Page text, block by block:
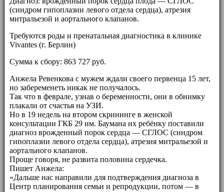
(синдром гипоплазии левого отдела сердца), атрезия
митральезой и аортального клапанов.
Требуются роды и пренатальная диагностика в клинике
Vivantes (г. Берлин)
Сумма к сбору: 863 727 руб.
Анжела Ревенкова с мужем ждали своего первенца 15 лет,
но забеременеть никак не получалось.
Так что в феврале, узнав о беременности, они в обнимку
плакали от счастья на УЗИ.
Но в 19 недель на втором скрининге в женской
консультации ГКБ 29 им. Баумана их ребёнку поставили
диагноз врожденный порок сердца — СГЛОС (синдром
гипоплазии левого отдела сердца), атрезия митральезой и
аортального клапанов.
Проще говоря, не развита половина сердечка.
Пишет Анжела:
«Дальше нас направили для подтверждения диагноза в
Центр планирования семьи и репродукции, потом — в